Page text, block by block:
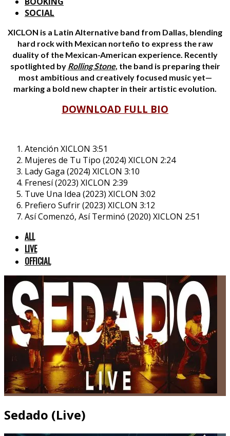
SOCIAL
XICLON is a Latin Alternative band from Dallas, blending
hard rock with Mexican norteño to express the raw
duality of the Mexican-American experience. Recently
spotlighted by Rolling Stone, the band is preparing their
most ambitious and creatively focused music yet—
marking a bold new chapter in their artistic evolution.
DOWNLOAD FULL BIO
Atención XICLON 3:51
Mujeres de Tu Tipo (2024) XICLON 2:24
Lady Gaga (2024) XICLON 3:10
Frenesí (2023) XICLON 2:39
Tuve Una Idea (2023) XICLON 3:02
Prefiero Sufrir (2023) XICLON 3:12
Así Comenzó, Así Terminó (2020) XICLON 2:51
ALL
LIVE
OFFICIAL
Sedado (Live)